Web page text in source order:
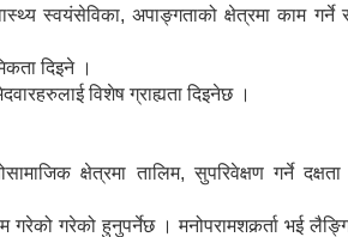
स्वयंसेविका, अपाङ्गताको क्षेत्रमा काम
दिइने ।
विशेष ग्राह्यता दिइनेछ ।
क्षेत्रमा तालिम, सुपरिवेक्षण गर्ने
गरेको हुनुपर्नेछ । मनोपरामशकर्र्ता भई